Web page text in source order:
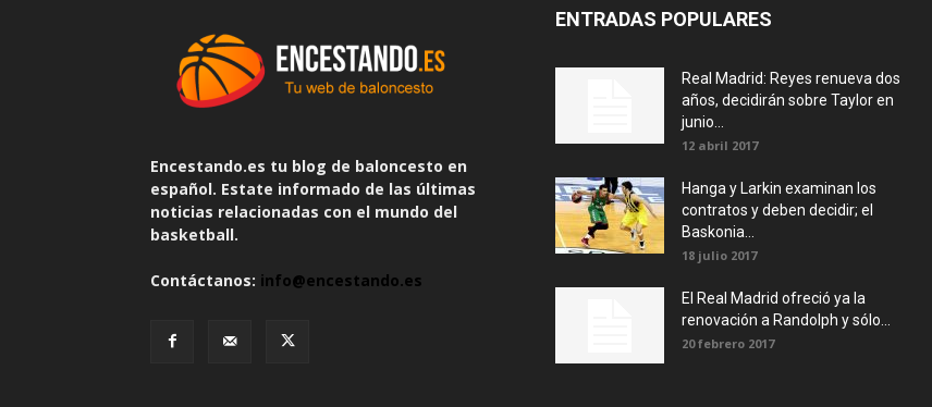
Encestando.es tu blog de baloncesto en
español. Estate informado de las últimas
noticias relacionadas con el mundo del
basketball.
Contáctanos: info@encestando.es
ENTRADAS POPULARES
Real Madrid: Reyes renueva dos
años, decidirán sobre Taylor en
junio...
12 abril 2017
Hanga y Larkin examinan los
contratos y deben decidir; el
Baskonia...
18 julio 2017
El Real Madrid ofreció ya la
renovación a Randolph y sólo...
20 febrero 2017